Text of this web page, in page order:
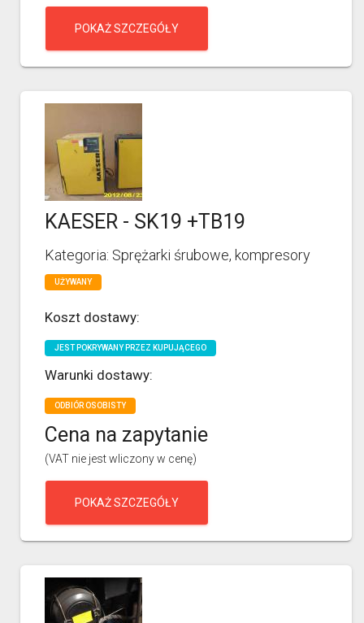
POKAŻ SZCZEGÓŁY
KAESER - SK19 +TB19
Kategoria: Sprężarki śrubowe, kompresory
UŻYWANY
Koszt dostawy:
JEST POKRYWANY PRZEZ KUPUJĄCEGO
Warunki dostawy:
ODBIÓR OSOBISTY
Cena na zapytanie
(VAT nie jest wliczony w cenę)
POKAŻ SZCZEGÓŁY